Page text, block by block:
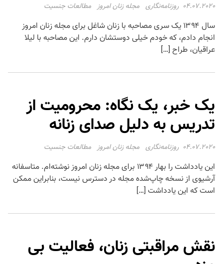
04.07.2020 روزنامه‌نگاری مجله زنان امروز مطالعات جنسیت
سال ۱۳۹۴ یک سری مصاحبه با زنان شاغل برای مجله زنان امروز
انجام دادم، که خودم خیلی دوستشان دارم. این مصاحبه با لیلا
عراقیان، طراح […]
یک خبر، یک نگاه: محرومیت از
تدریس به دلیل صدای زنانه
04.07.2020 روزنامه‌نگاری مجله زنان امروز مطالعات جنسیت
این یادداشت را بهار ۱۳۹۴ برای مجله زنان امروز نوشته‌ام. متاسفانه
آرشیوی از نسخه چاپ‌شده مجله در دسترس نیست، بنابراین ممکن
است که این یادداشت […]
نقش مراقبتی زنان، فعالیت بی